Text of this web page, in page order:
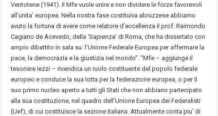
Ventotene (1941). Il Mfe vuole unire e non dividere le forze favorevoli
all’unita’ europea. Nella nostra fase costituiva abruzzese abbiamo
avuto la fortuna di avere come relatore d’eccellenza il prof. Raimondo
Cagiano de Acevedo, della ‘Sapienza’ di Roma, che ha dissertato con
ampio dibattito in sala su: l’Unione Federale Europea per affermare la
pace, la democrazia e la giustizia nel mondo”. “Mfe – aggiunge il
tesoriere Iezzi – rivendica un ruolo costituente del popolo federale
europeo e conduce la sua lotta per la federazione europea, o per il
suo primo nucleo aperto a tutti gli Stati che non abbiano partecipato
alla sua costituzione, nel quadro dell’Unione Europea dei Federalisti
(Uef), di cui costituisce la sezione italiana. Attualmente conta piu’ di